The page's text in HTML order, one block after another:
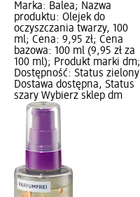
Marka: Balea; Nazwa
produktu: Olejek do
oczyszczania twarzy, 100
ml; Cena: 9,95 zł; Cena
bazowa: 100 ml (9,95 zł za
100 ml); Produkt marki dm;
Dostępność: Status zielony
Dostawa dostępna, Status
szary Wybierz sklep dm